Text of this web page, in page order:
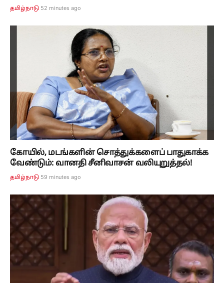
தமிழ்நாடு 52 minutes ago
கோயில், மடங்களின் சொத்துக்களைப் பாதுகாக்க
வேண்டும்: வானதி சீனிவாசன் வலியுறுத்தல்!
தமிழ்நாடு 59 minutes ago